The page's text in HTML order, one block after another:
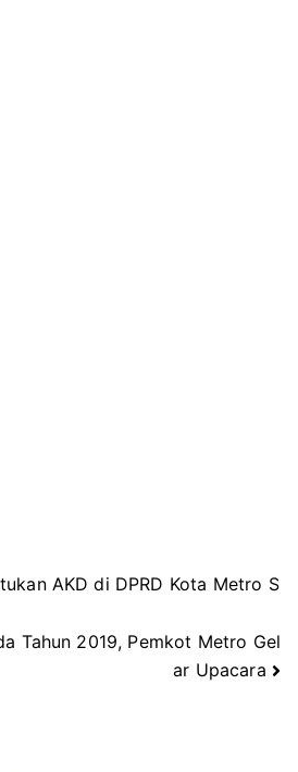
AKD di DPRD Kota Metro S
Tahun 2019, Pemkot Metro Gel
ar Upacara